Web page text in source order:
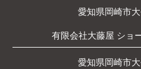
愛知県岡崎市
有限会社大藤屋 ショ
愛知県岡崎市